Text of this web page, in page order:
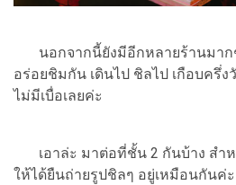
นอกจากนี้ยังมีอีกหลายร้านมากๆ
อร่อยชิมกัน เดินไป ชิลไป เกือบครึ่ง
ไม่มีเบื่อเลยค่ะ
เอาล่ะ มาต่อที่ชั้น 2 กันบ้าง สำ
ให้ได้ยืนถ่ายรูปชิลๆ อยู่เหมือนกันค่